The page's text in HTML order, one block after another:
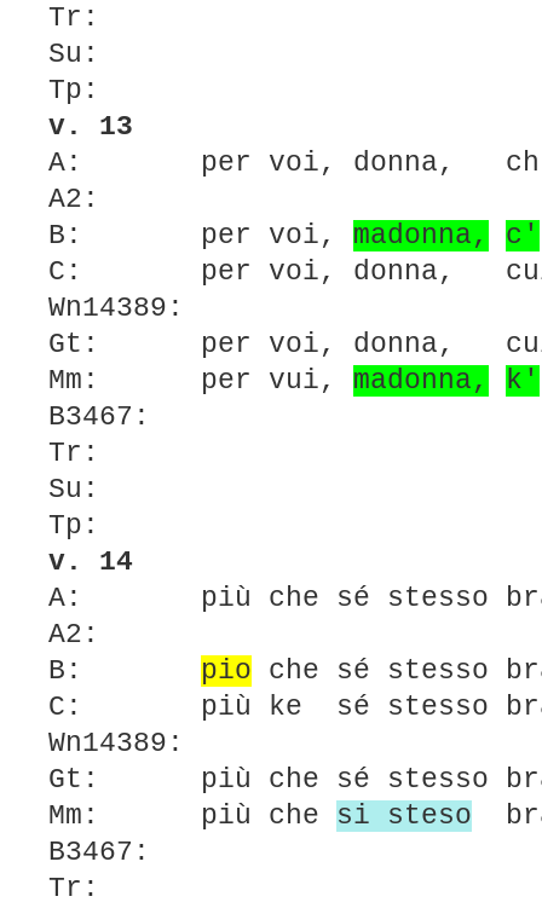
Tr:
Su:
Tp:
v. 13
A: per voi, donna, chui
A2:
B: per voi, madonna, c'
C: per voi, donna, cui
Wn14389:
Gt: per voi, donna, cui,
Mm: per vui, madonna, k'
B3467:
Tr:
Su:
Tp:
v. 14
A: più che sé stesso
A2:
B: pio che sé stesso
C: più ke sé stesso
Wn14389:
Gt: più che sé stesso
Mm: più che si steso
B3467:
Tr: